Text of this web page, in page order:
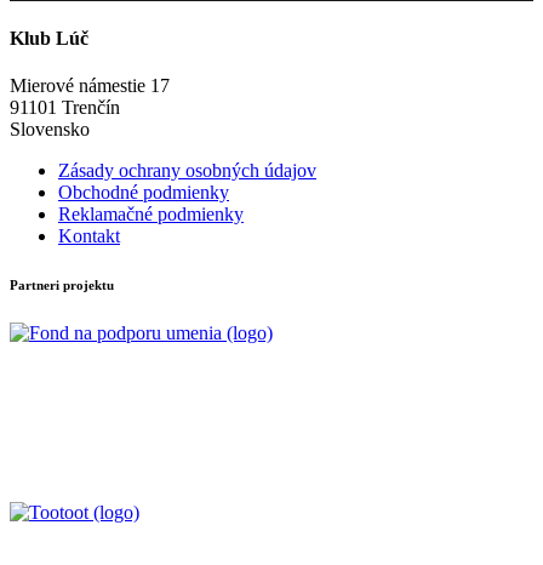
Klub Lúč
Mierové námestie 17
91101 Trenčín
Slovensko
Zásady ochrany osobných údajov
Obchodné podmienky
Reklamačné podmienky
Kontakt
Partneri projektu